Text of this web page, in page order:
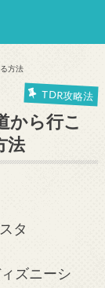
方法
TDR攻略法
から行こ
法
ズニーシ